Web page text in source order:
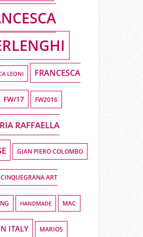
LEONI FRANCESCA
FW/17 FW2016
RAFFAELLA
GIAN PIERO COLOMBO
ART
HANDMADE MAC
ITALY MARIOS